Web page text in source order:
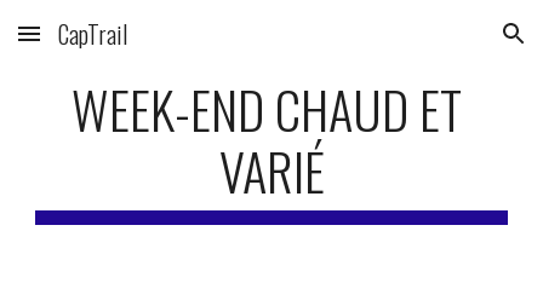
Skip to main content Skip to navigation
CapTrail
WEEK-END CHAUD ET
VARIÉ